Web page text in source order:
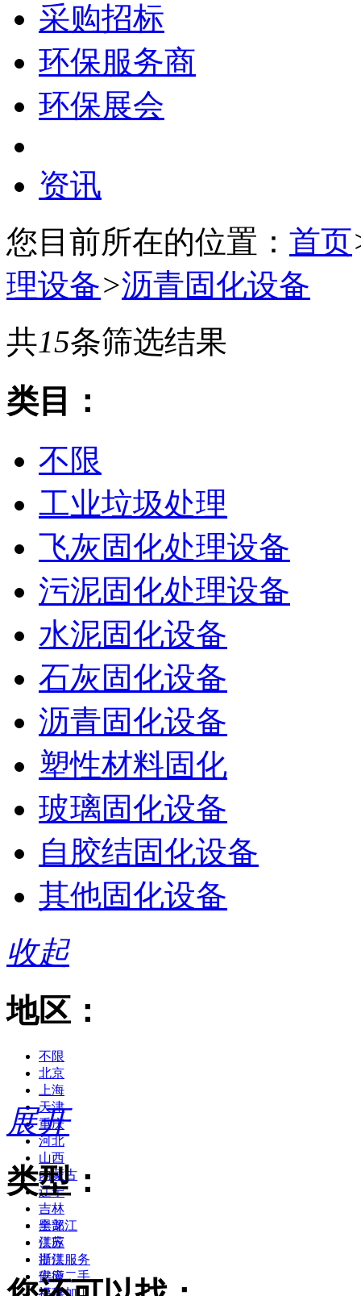
采购招标
环保服务商
环保展会
资讯
您目前所在的位置： 首页
理设备>沥青固化设备
共15条筛选结果
类目：
不限
工业垃圾处理
飞灰固化处理设备
污泥固化处理设备
水泥固化设备
石灰固化设备
沥青固化设备
塑性材料固化
玻璃固化设备
自胶结固化设备
其他固化设备
收起
地区：
不限
北京
上海
天津
重庆
河北
山西
内蒙古
辽宁
吉林
黑龙江
江苏
浙江
安徽
福建
展开
类型：
全部
供应
提供服务
供应二手